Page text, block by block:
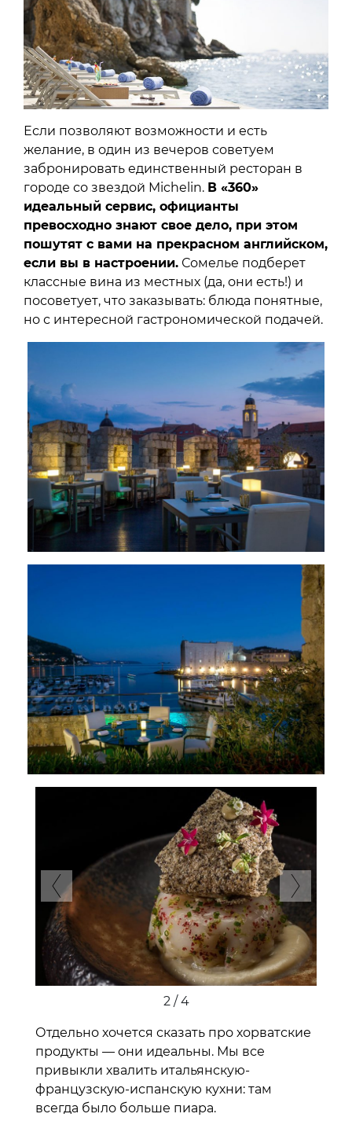
Если позволяют возможности и есть
желание, в один из вечеров советуем
забронировать единственный ресторан в
городе со звездой Michelin. В «360»
идеальный сервис, официанты
превосходно знают свое дело, при этом
пошутят с вами на прекрасном английском,
если вы в настроении. Сомелье подберет
классные вина из местных (да, они есть!) и
посоветует, что заказывать: блюда понятные,
но с интересной гастрономической подачей.
Previous
2 / 4
Отдельно хочется сказать про хорватские
продукты — они идеальны. Мы все
привыкли хвалить итальянскую-
французскую-испанскую кухни: там
всегда было больше пиара.